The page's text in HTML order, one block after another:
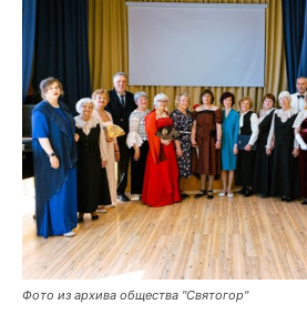
Фото из архива общества "Святогор"